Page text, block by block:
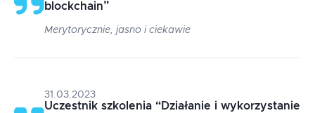
blockchain”
Merytorycznie, jasno i ciekawie
31.03.2023
Uczestnik szkolenia “Działanie i wykorzystanie